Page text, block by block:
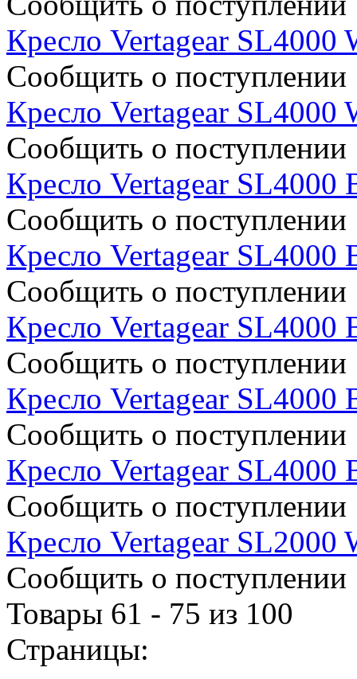
Кресло Vertagear SL4000
Сообщить о поступлении
Кресло Vertagear SL4000
Сообщить о поступлении
Кресло Vertagear SL4000
Сообщить о поступлении
Кресло Vertagear SL4000
Сообщить о поступлении
Кресло Vertagear SL4000
Сообщить о поступлении
Кресло Vertagear SL4000
Сообщить о поступлении
Кресло Vertagear SL4000
Сообщить о поступлении
Кресло Vertagear SL2000
Сообщить о поступлении
Товары 61 - 75 из 100
Страницы: